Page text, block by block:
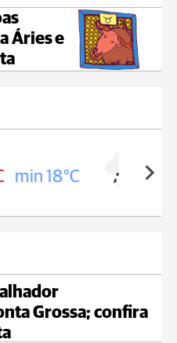
Áries e
21°C min 18°C
Grossa; confira